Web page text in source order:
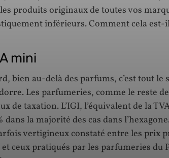
produits originaux de toutes vos
inférieurs. Comment cela est-
mini
bien au-delà des parfums, c’est tout
Les parfumeries, comme le reste
de taxation. L’IGI, l’équivalent de la
dans la majorité des cas dans
vertigineux constaté entre les prix
ceux pratiqués par les parfumeries du